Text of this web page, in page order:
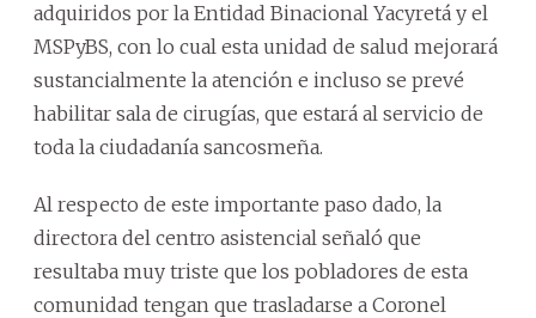
adquiridos por la Entidad Binacional Yacyretá y el
MSPyBS, con lo cual esta unidad de salud mejorará
sustancialmente la atención e incluso se prevé
habilitar sala de cirugías, que estará al servicio de
toda la ciudadanía sancosmeña.
Al respecto de este importante paso dado, la
directora del centro asistencial señaló que
resultaba muy triste que los pobladores de esta
comunidad tengan que trasladarse a Coronel